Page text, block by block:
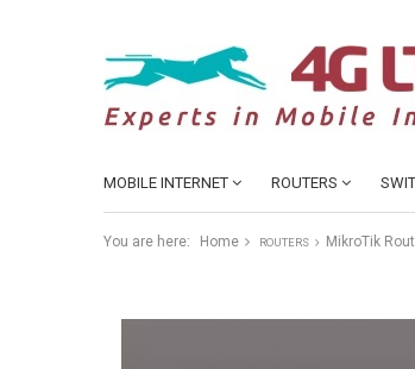
MOBILE INTERNET ROUTERS
You are here: Home ROUTERS MikroTik